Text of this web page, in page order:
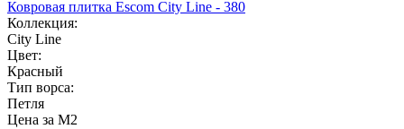
Ковровая плитка Escom City Line - 380
Коллекция:
City Line
Цвет:
Красный
Тип ворса:
Петля
Цена за М2